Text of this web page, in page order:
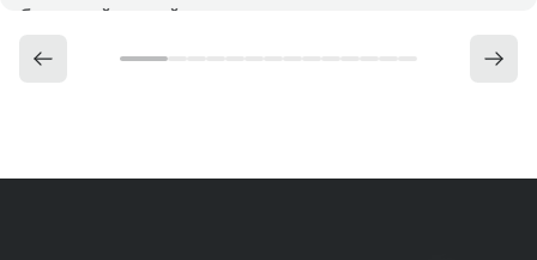
и быстрый ресайзинг ресурсов
Обеспечили выгодные цены и прозрачную